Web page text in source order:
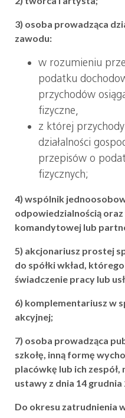
3) osoba prowadząca
zawodu:
w rozumieniu
podatku
przychodów
fizyczne,
z której
działalności
przepisów o
fizycznych;
4) wspólnik
odpowiedzialnością
komandytowej lub
5) akcjonariusz prostej
do spółki wkład,
świadczenie pracy lub
6) komplementariusz w
akcyjnej;
7) osoba prowadząca
szkołę, inną formę
placówkę lub ich
ustawy z dnia 14
Do okresu zatrudnienia